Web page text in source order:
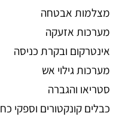
מצלמות אבטחה
מערכות אזעקה
אינטרקום ובקרת כניסה
מערכות גילוי אש
סטריאו והגברה
כבלים קונקטורים וספקי כח